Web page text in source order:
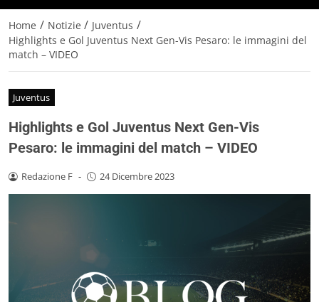
Home / Notizie / Juventus /
Highlights e Gol Juventus Next Gen-Vis Pesaro: le immagini del
match – VIDEO
Juventus
Highlights e Gol Juventus Next Gen-Vis
Pesaro: le immagini del match – VIDEO
Redazione F - 24 Dicembre 2023